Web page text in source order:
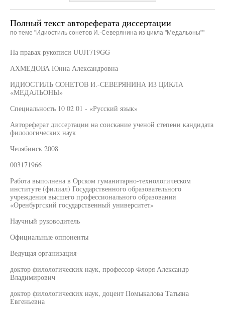
Полный текст автореферата диссертации
по теме "Идиостиль сонетов И.-Северянина из цикла "Медальоны""
На правах рукописи UUJ1719GG
АХМЕДОВА Юнна Александровна
ИДИОСТИЛЬ СОНЕТОВ И.-СЕВЕРЯНИНА ИЗ ЦИКЛА
«МЕДАЛЬОНЫ»
Специальность 10 02 01 - «Русский язык»
Автореферат диссертации на соискание ученой степени кандидата
филологических наук
Челябинск 2008
003171966
Работа выполнена в Орском гуманитарно-технологическом
институте (филиал) Государственного образовательного
учреждения высшего профессионального образования
«Оренбургский государственный университет»
Научный руководитель
Официальные оппоненты
Ведущая организация-
доктор филологических наук, профессор Флоря Александр
Владимирович
доктор филологических наук, доцент Помыкалова Татьяна
Евгеньевна